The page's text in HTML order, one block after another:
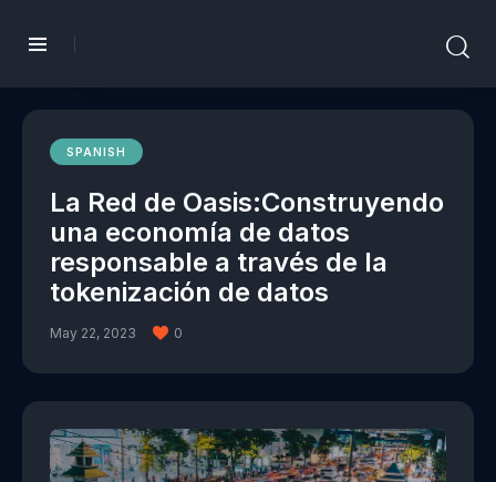
SPANISH
La Red de Oasis:Construyendo
una economía de datos
responsable a través de la
tokenización de datos
May 22, 2023 0